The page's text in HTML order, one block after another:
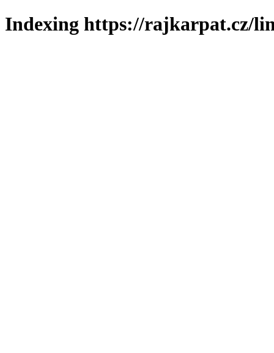
Indexing https://rajkarpat.cz/